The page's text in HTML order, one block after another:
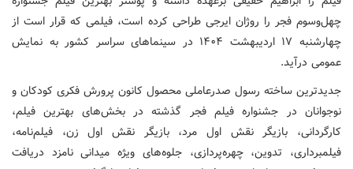
چهل‌وسوم فجر را روژان ایرجی طراحی کرده است، فیلمی که قرار است از
چهارشنبه ۱۷ اردیبهشت ۱۴۰۴ در سینماهای سراسر کشور به نمایش
عمومی درآید.
جدیدترین ساخته رسول صدرعاملی محصول کانون پرورش فکری کودکان و
نوجوانان در جشنواره فیلم فجر گذشته در بخش‌های بهترین فیلم،
کارگردانی، بازیگر نقش اول مرد، بازیگر نقش اول زن، فیلم‌نامه،
فیلمبرداری، تدوین، چهره‌پردازی، جلوه‌های ویژه میدانی نامزد دریافت